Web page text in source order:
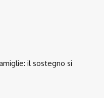
il sostegno si